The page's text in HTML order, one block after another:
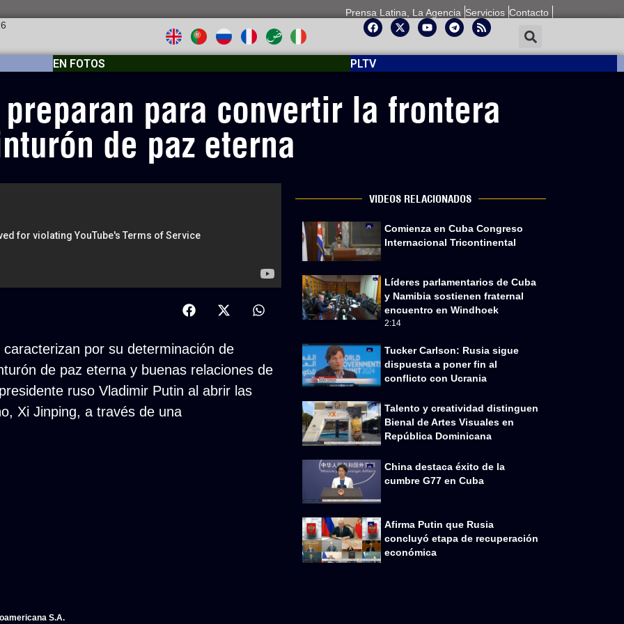
Prensa Latina, La Agencia Servicios Contacto
EN FOTOS PLTV
para convertir la frontera
de paz eterna
por su determinación de
de paz eterna y buenas relaciones de
ruso Vladimir Putin al abrir las
Xi Jinping, a través de una
VIDEOS RELACIONADOS
Comienza en Cuba Congreso
Internacional Tricontinental
Líderes parlamentarios de Cuba
y Namibia sostienen fraternal
encuentro en Windhoek
2:14
Tucker Carlson: Rusia sigue
dispuesta a poner fin al
conflicto con Ucrania
Talento y creatividad distinguen
Bienal de Artes Visuales en
República Dominicana
China destaca éxito de la
cumbre G77 en Cuba
Afirma Putin que Rusia
concluyó etapa de recuperación
económica
S.A.